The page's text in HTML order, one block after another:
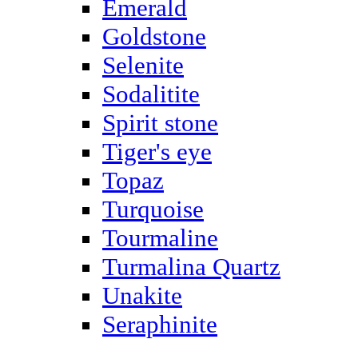
Emerald
Goldstone
Selenite
Sodalitite
Spirit stone
Tiger's eye
Topaz
Turquoise
Tourmaline
Turmalina Quartz
Unakite
Seraphinite